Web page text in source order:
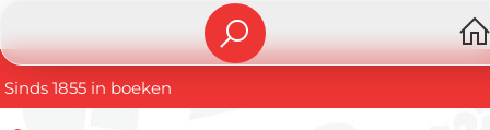
Sinds 1855 in boeken